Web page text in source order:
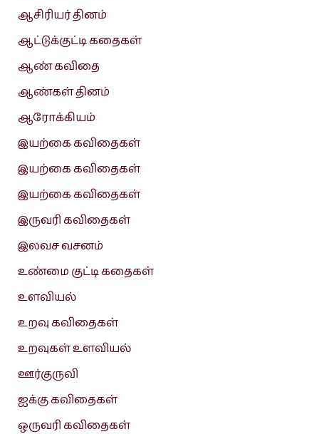
ஆசிரியர் தினம்
ஆட்டுக்குட்டி கதைகள்
ஆண் கவிதை
ஆண்கள் தினம்
ஆரோக்கியம்
இயற்கை கவிதைகள்
இயற்கை கவிதைகள்
இயற்கை கவிதைகள்
இருவரி கவிதைகள்
இலவச வசனம்
உண்மை குட்டி கதைகள்
உளவியல்
உறவு கவிதைகள்
உறவுகள் உளவியல்
ஊர்குருவி
ஐக்கு கவிதைகள்
ஒருவரி கவிதைகள்